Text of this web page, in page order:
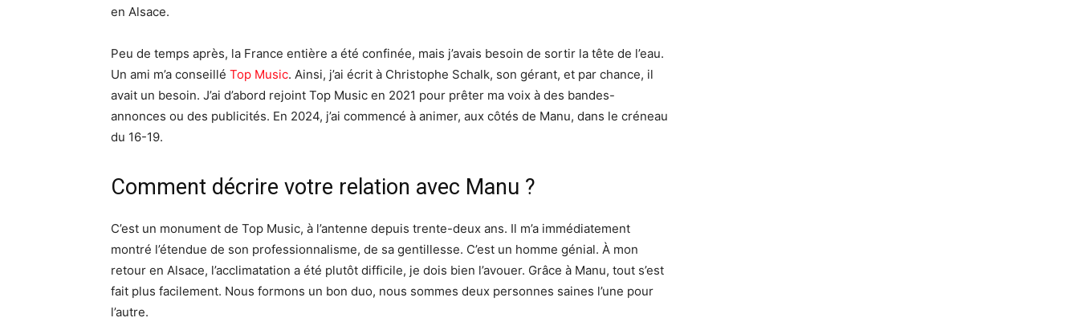
en Alsace.
Peu de temps après, la France entière a été confinée, mais j’avais besoin de sortir la tête de l’eau.
Un ami m’a conseillé Top Music. Ainsi, j’ai écrit à Christophe Schalk, son gérant, et par chance, il
avait un besoin. J’ai d’abord rejoint Top Music en 2021 pour prêter ma voix à des bandes-
annonces ou des publicités. En 2024, j’ai commencé à animer, aux côtés de Manu, dans le créneau
du 16-19.
Comment décrire votre relation avec Manu ?
C’est un monument de Top Music, à l’antenne depuis trente-deux ans. Il m’a immédiatement
montré l’étendue de son professionnalisme, de sa gentillesse. C’est un homme génial. À mon
retour en Alsace, l’acclimatation a été plutôt difficile, je dois bien l’avouer. Grâce à Manu, tout s’est
fait plus facilement. Nous formons un bon duo, nous sommes deux personnes saines l’une pour
l’autre.